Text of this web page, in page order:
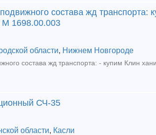
состава жд транспорта:
1698.00.003
области, Нижнем Новгороде
СЧ-35
области, Касли